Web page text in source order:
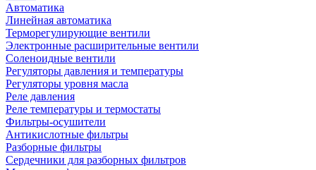
Автоматика
Линейная автоматика
Терморегулирующие вентили
Электронные расширительные вентили
Соленоидные вентили
Регуляторы давления и температуры
Регуляторы уровня масла
Реле давления
Реле температуры и термостаты
Фильтры-осушители
Антикислотные фильтры
Разборные фильтры
Сердечники для разборных фильтров